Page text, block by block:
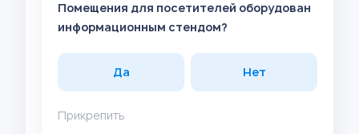
Помещения для посетителей оборудован
информационным стендом?
Да Нет
Прикрепить